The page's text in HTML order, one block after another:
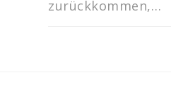
zurückkommen,…